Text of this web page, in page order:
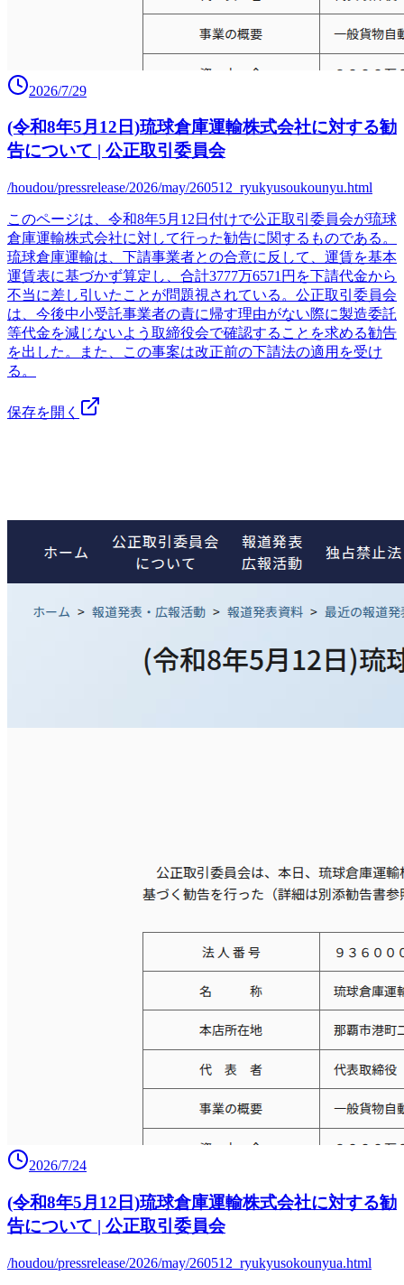
2026/7/29
(令和8年5月12日)琉球倉庫運輸株式会社に対する勧
告について | 公正取引委員会
/houdou/pressrelease/2026/may/260512_ryukyusoukounyu.html
このページは、令和8年5月12日付けで公正取引委員会が琉球
倉庫運輸株式会社に対して行った勧告に関するものである。
琉球倉庫運輸は、下請事業者との合意に反して、運賃を基本
運賃表に基づかず算定し、合計3777万6571円を下請代金から
不当に差し引いたことが問題視されている。公正取引委員会
は、今後中小受託事業者の責に帰す理由がない際に製造委託
等代金を減じないよう取締役会で確認することを求める勧告
を出した。また、この事案は改正前の下請法の適用を受け
る。
保存を開く
2026/7/24
(令和8年5月12日)琉球倉庫運輸株式会社に対する勧
告について | 公正取引委員会
/houdou/pressrelease/2026/may/260512_ryukyusokounyua.html